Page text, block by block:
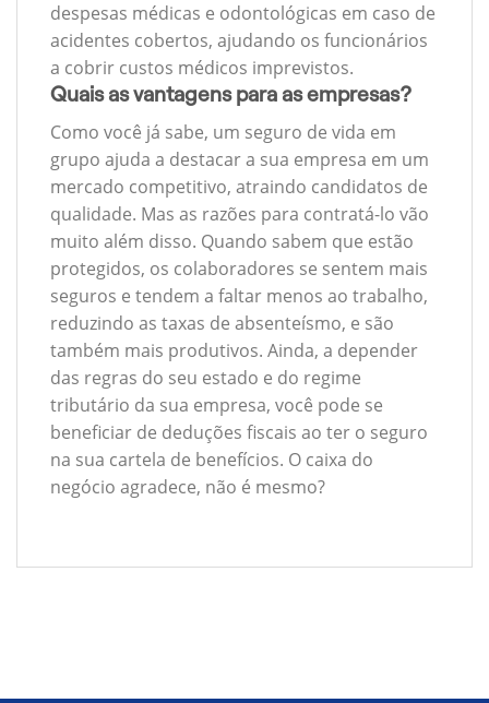
despesas médicas e odontológicas em caso de
acidentes cobertos, ajudando os funcionários
a cobrir custos médicos imprevistos.
Quais as vantagens para as empresas?
Como você já sabe, um seguro de vida em
grupo ajuda a destacar a sua empresa em um
mercado competitivo, atraindo candidatos de
qualidade. Mas as razões para contratá-lo vão
muito além disso. Quando sabem que estão
protegidos, os colaboradores se sentem mais
seguros e tendem a faltar menos ao trabalho,
reduzindo as taxas de absenteísmo, e são
também mais produtivos. Ainda, a depender
das regras do seu estado e do regime
tributário da sua empresa, você pode se
beneficiar de deduções fiscais ao ter o seguro
na sua cartela de benefícios. O caixa do
negócio agradece, não é mesmo?